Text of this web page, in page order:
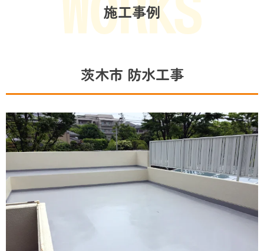
施工事例
茨木市 防水工事